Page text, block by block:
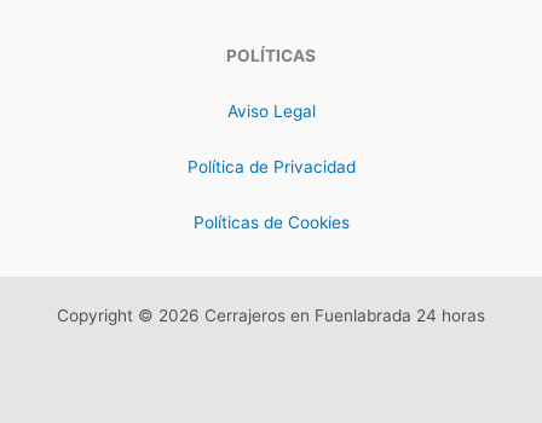
POLÍTICAS
Aviso Legal
Política de Privacidad
Políticas de Cookies
Copyright © 2026 Cerrajeros en Fuenlabrada 24 horas